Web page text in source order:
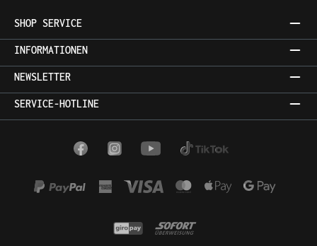
SHOP SERVICE
INFORMATIONEN
NEWSLETTER
SERVICE-HOTLINE